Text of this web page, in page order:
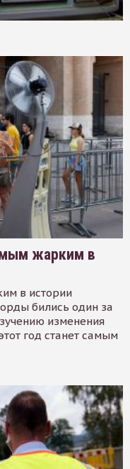
жарким в
в истории
бились один за
изменения
год станет самым